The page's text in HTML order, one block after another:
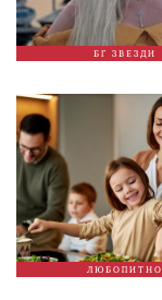
БГ ЗВЕЗДИ
ЛЮБОПИТНО